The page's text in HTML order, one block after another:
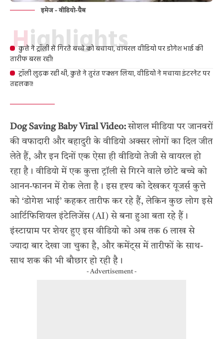
इमेज - वीडियो-ग्रैब
Highlights
कुत्ते ने ट्रॉली से गिरते बच्चे को बचाया, वायरल वीडियो पर डोगेश भाई की
तारीफ बरस रही!
ट्रॉली लुढ़क रही थी, कुत्ते ने तुरंत एक्शन लिया, वीडियो ने मचाया इंटरनेट पर
तहलका!
Dog Saving Baby Viral Video:सोशल मीडिया पर जानवरों
की वफादारी और बहादुरी के वीडियो अक्सर लोगों का दिल जीत
लेते हैं, और इन दिनों एक ऐसा ही वीडियो तेजी से वायरल हो
रहा है। वीडियो में एक कुत्ता ट्रॉली से गिरने वाले छोटे बच्चे को
आनन-फानन में रोक लेता है। इस दृश्य को देखकर यूजर्स कुत्ते
को ‘डोगेश भाई’ कहकर तारीफ कर रहे हैं, लेकिन कुछ लोग इसे
आर्टिफिशियल इंटेलिजेंस (AI) से बना हुआ बता रहे हैं।
इंस्टाग्राम पर शेयर हुए इस वीडियो को अब तक 6 लाख से
ज्यादा बार देखा जा चुका है, और कमेंट्स में तारीफों के साथ-
साथ शक की भी बौछार हो रही है।
- Advertisement -